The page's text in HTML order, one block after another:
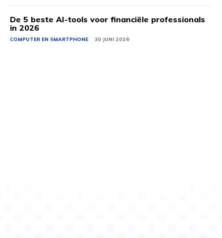
De 5 beste AI-tools voor financiële professionals
in 2026
COMPUTER EN SMARTPHONE 30 JUNI 2026